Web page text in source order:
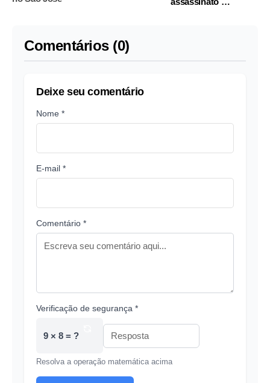
Comentários (0)
Deixe seu comentário
Nome *
E-mail *
Comentário *
Verificação de segurança *
9 × 8 = ?
Resolva a operação matemática acima